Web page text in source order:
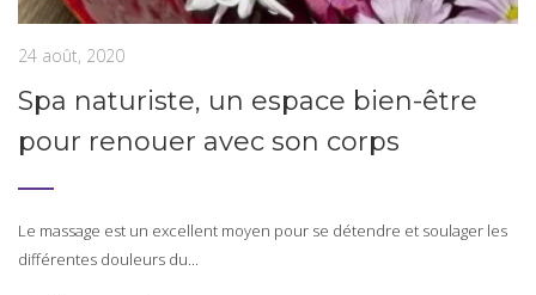
24 août, 2020
Spa naturiste, un espace bien-être
pour renouer avec son corps
Le massage est un excellent moyen pour se détendre et soulager les
différentes douleurs du...